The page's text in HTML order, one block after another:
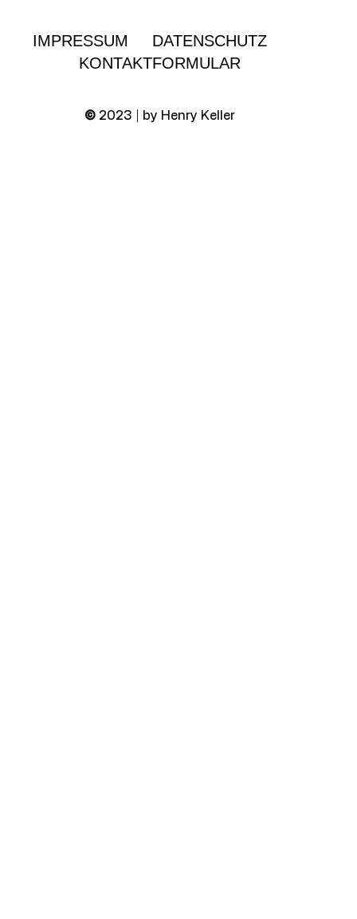
IMPRESSUM
DATENSCHUTZ
KONTAKTFORMULAR
©2023 | by Henry Keller